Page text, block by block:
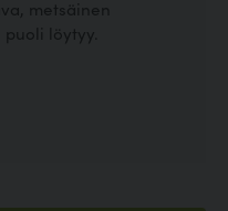
metsäinen
löytyy.